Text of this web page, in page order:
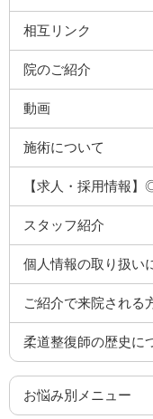
相互リンク
院のご紹介
動画
施術について
【求人・採用情報
スタッフ紹介
個人情報の取り扱い
ご紹介で来院される
柔道整復師の歴史に
お悩み別メニュー